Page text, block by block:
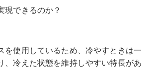
現できるのか？
を使用しているため、冷やすときは一
、冷えた状態を維持しやすい特長があ